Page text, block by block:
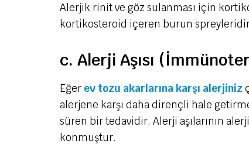
Alerjik rinit ve göz sulanması için
kortikosteroid içeren burun
c. Alerji Aşısı
Eğer ev tozu akarlarına karşı alerjiniz
alerjene karşı daha dirençli hale
süren bir tedavidir. Alerji aşılarının
konmuştur.